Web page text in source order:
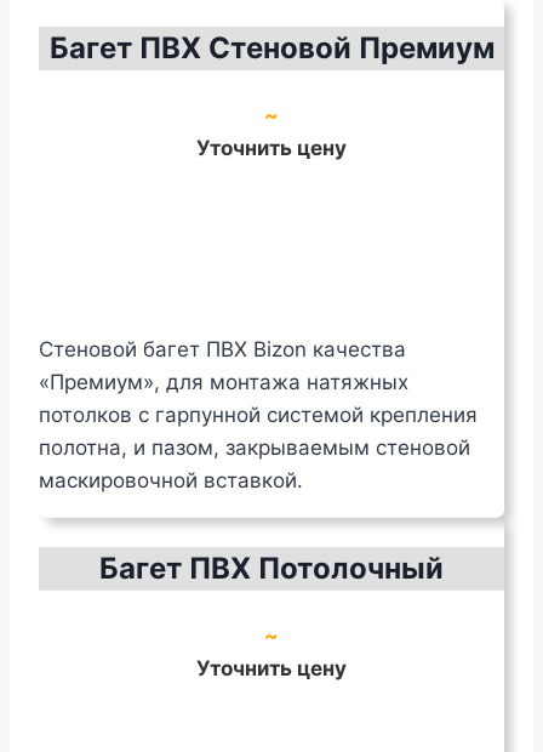
Багет ПВХ Стеновой Премиум
~
Уточнить цену
Стеновой багет ПВХ Bizon качества
«Премиум», для монтажа натяжных
потолков с гарпунной системой крепления
полотна, и пазом, закрываемым стеновой
маскировочной вставкой.
Багет ПВХ Потолочный
~
Уточнить цену